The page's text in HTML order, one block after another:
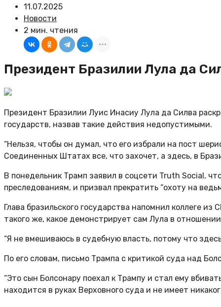
11.07.2025
Новости
2 мин. чтения
Президент Бразилии Лула да
Президент Бразилии Луис Инасиу Лула да Силва
государств, назвав такие действия недопустимыми.
“Нельзя, чтобы он думал, что его избрали на пост
Соединенных Штатах все, что захочет, а здесь, в
В понедельник Трамп заявил в соцсети Truth Social,
преследованиям, и призвал прекратить “охоту на
Глава бразильского государства напомнил коллеге
такого же, какое демонстрирует сам Лула в
“Я не вмешиваюсь в судебную власть, потому что
По его словам, письмо Трампа с критикой суда над
“Это сын Болсонару поехал к Трампу и стал ему
находится в руках Верховного суда и не имеет